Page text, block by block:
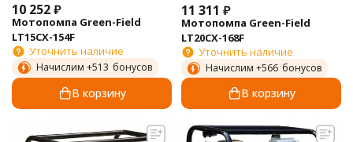
10 252₽
Мотопомпа Green-Field
LT15CX-154F
Уточнить наличие
Начислим +513 бонусов
В корзину
11 311 ₽
Мотопомпа Green-Field
LT20CX-168F
Уточнить наличие
Начислим +566 бонусов
В корзину